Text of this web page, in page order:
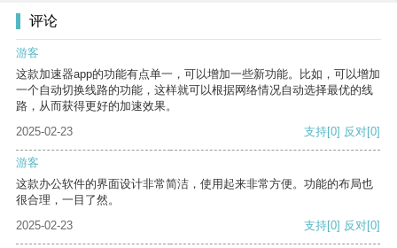
评论
游客
这款加速器app的功能有点单一，可以增加一些新功能。比如，可以增加
一个自动切换线路的功能，这样就可以根据网络情况自动选择最优的线
路，从而获得更好的加速效果。
2025-02-23
支持[0] 反对[0]
游客
这款办公软件的界面设计非常简洁，使用起来非常方便。功能的布局也
很合理，一目了然。
2025-02-23
支持[0] 反对[0]